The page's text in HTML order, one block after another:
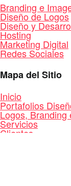
Branding e
Diseño de Logos
Diseño y
Hosting
Marketing Digital
Redes Sociales
Mapa del Sitio
Inicio
Portafolios
Logos, Branding
Servicios
Clientes